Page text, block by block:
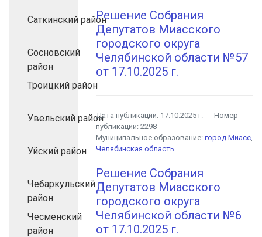
Саткинский район
Сосновский
район
Троицкий район
Увельский район
Уйский район
Чебаркульский
район
Чесменский
район
Решение Собрания
Депутатов Миасского
городского округа
Челябинской области №57
от 17.10.2025 г.
Дата публикации: 17.10.2025 г.
Номер
публикации:2298
Муниципальное образование:город Миасс,
Челябинская область
Решение Собрания
Депутатов Миасского
городского округа
Челябинской области №6
от 17.10.2025 г.